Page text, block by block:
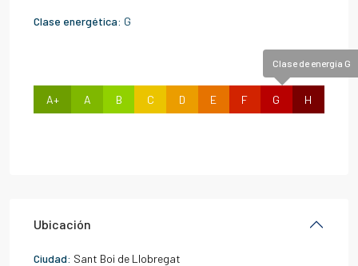
Clase energética: G
A+ A B C D E F
Clase de energía G
G H
Ubicación
Ciudad: Sant Boi de Llobregat